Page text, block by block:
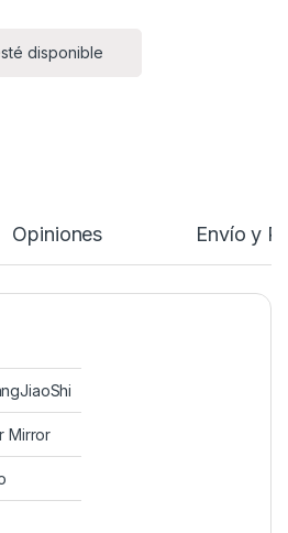
disponible
Opiniones Envío y
Mirror